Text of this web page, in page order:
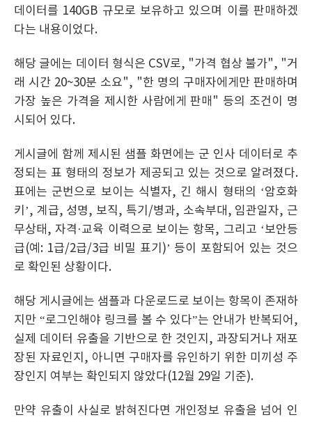
데이터를 140GB 규모로 보유하고 있으며 이를 판매하겠
다는 내용이었다.
해당 글에는 데이터 형식은 CSV로, "가격 협상 불가", "거
래 시간 20~30분 소요", "한 명의 구매자에게만 판매하며
가장 높은 가격을 제시한 사람에게 판매" 등의 조건이 명
시되어 있다.
게시글에 함께 제시된 샘플 화면에는 군 인사 데이터로 추
정되는 표 형태의 정보가 제공되고 있는 것으로 알려졌다.
표에는 군번으로 보이는 식별자, 긴 해시 형태의 ‘암호화
키’, 계급, 성명, 보직, 특기/병과, 소속부대, 임관일자, 근
무상태, 자격·교육 이력으로 보이는 항목, 그리고 ‘보안등
급(예: 1급/2급/3급 비밀 표기)’ 등이 포함되어 있는 것으
로 확인된 상황이다.
해당 게시글에는 샘플과 다운로드로 보이는 항목이 존재하
지만 “로그인해야 링크를 볼 수 있다”는 안내가 반복되어,
실제 데이터 유출을 기반으로 한 것인지, 과장되거나 재포
장된 자료인지, 아니면 구매자를 유인하기 위한 미끼성 주
장인지 여부는 확인되지 않았다(12월 29일 기준).
만약 유출이 사실로 밝혀진다면 개인정보 유출을 넘어 인